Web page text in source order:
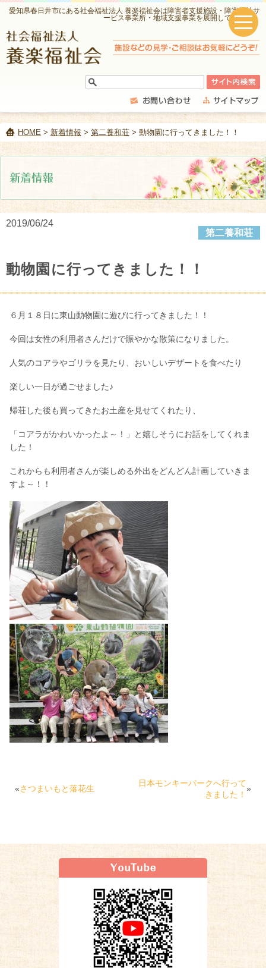
愛知県春日井市にある社会福祉法人 養楽福祉会は障害者支援施設・障害福祉サ
ービス事業所・地域支援事業を展開しています。
HOME > 新着情報 > 第二養和荘 > 動物園に行ってきました！！
2019/06/24
第二養和荘
動物園に行ってきました！！
６月１８日に東山動物園に遊びに行ってきました！！
今回は女性の利用者さんだけで賑やかな散策になりました。
人気のコアラやゴリラを見たり、おいしいデザートを食べたり
楽しい一日が過ごせました♪
帰荘した後も買ってきたお土産を見せてくれたり、
「コアラがかわいかったよ～！」と嬉しそうにお話をしてくれま
した！
これからも利用者さんが楽しめる外出をどんどん計画していきま
すよ～！！
«さつまいもと落花生
日本モンキーパークへ行って
きました！
»